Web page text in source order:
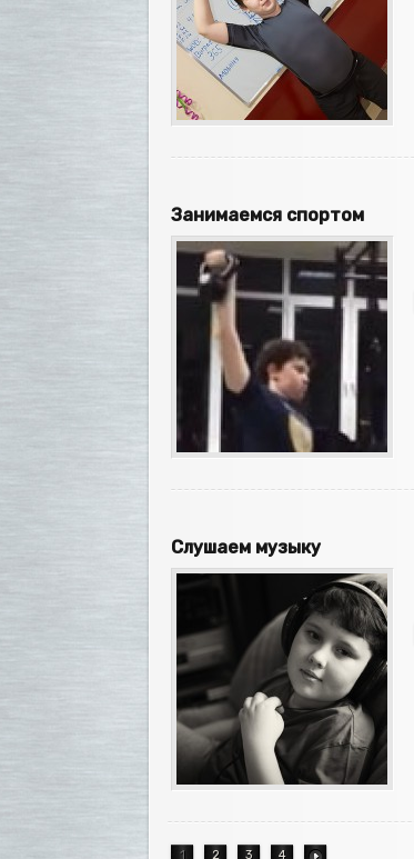
Занимаемся спортом
Слушаем музыку
1 2 3 4